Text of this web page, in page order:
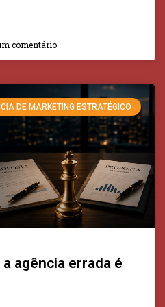
comentário
DE MARKETING ESTRATÉGICO
agência errada é